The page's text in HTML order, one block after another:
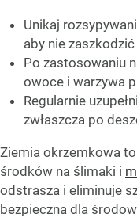
Unikaj
aby nie
Po zastosowaniu
owoce i warzywa
Regularnie
zwłaszcza po
Ziemia okrzemkowa
środków na ślimaki i
odstrasza i eliminuje
bezpieczna dla